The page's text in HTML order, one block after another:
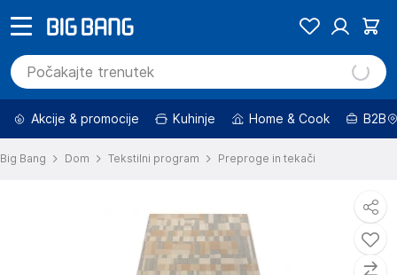
Akcije & promocije Kuhinje Home & Cook B2B
Big Bang Dom Tekstilni program Preproge in tekači